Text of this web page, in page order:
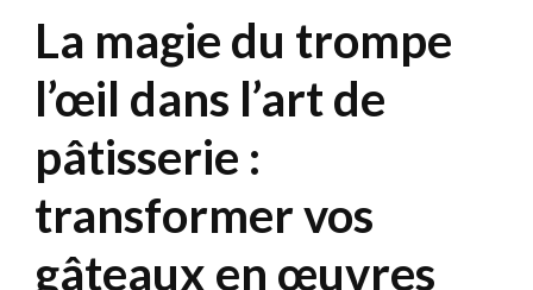
La magie du trompe
l’œil dans l’art de
pâtisserie :
transformer vos
gâteaux en œuvres